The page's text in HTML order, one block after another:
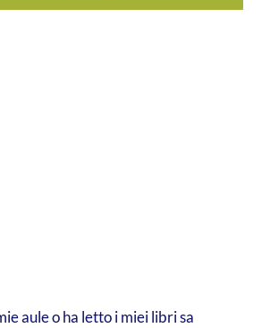
aule o ha letto i miei libri sa